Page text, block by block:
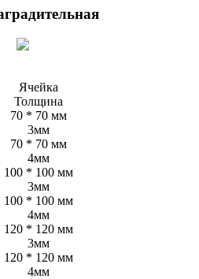
Ячейка
Толщина
70 * 70 мм
3мм
70 * 70 мм
4мм
100 * 100 мм
3мм
100 * 100 мм
4мм
120 * 120 мм
3мм
120 * 120 мм
4мм